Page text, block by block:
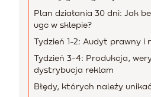
Plan działania 30 dni: Jak
ugc w sklepie?
Tydzień 1-2: Audyt prawny
Tydzień 3-4: Produkcja,
dystrybucja reklam
Błędy, których należy